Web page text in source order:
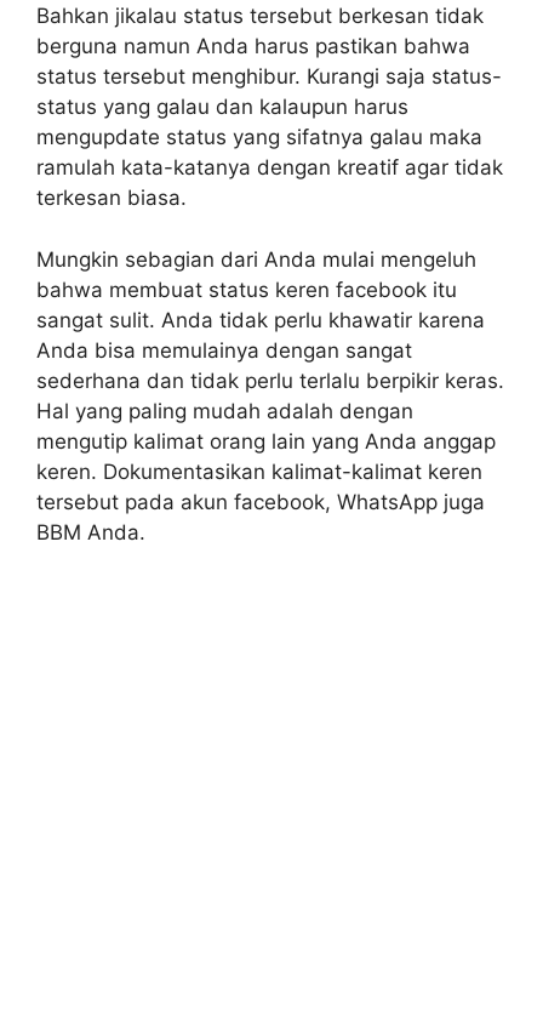
Bahkan jikalau status tersebut berkesan tidak
berguna namun Anda harus pastikan bahwa
status tersebut menghibur. Kurangi saja status-
status yang galau dan kalaupun harus
mengupdate status yang sifatnya galau maka
ramulah kata-katanya dengan kreatif agar tidak
terkesan biasa.
Mungkin sebagian dari Anda mulai mengeluh
bahwa membuat status keren facebook itu
sangat sulit. Anda tidak perlu khawatir karena
Anda bisa memulainya dengan sangat
sederhana dan tidak perlu terlalu berpikir keras.
Hal yang paling mudah adalah dengan
mengutip kalimat orang lain yang Anda anggap
keren. Dokumentasikan kalimat-kalimat keren
tersebut pada akun facebook, WhatsApp juga
BBM Anda.